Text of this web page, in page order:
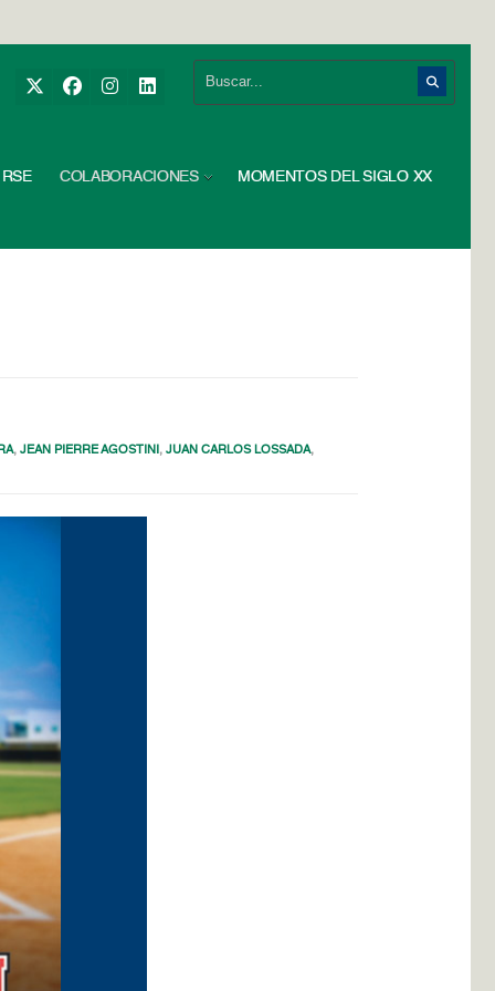
RSE COLABORACIONES MOMENTOS DEL SIGLO XX
,JEAN PIERRE AGOSTINI ,JUAN CARLOS LOSSADA,